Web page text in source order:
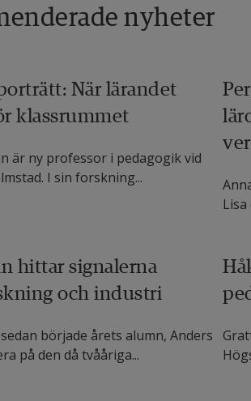
nyheter
När lärandet
klassrummet
är ny professor i pedagogik vid
I sin forskning...
Lisa
hittar signalerna
och industri
började årets alumn, Anders
på den då tvååriga...